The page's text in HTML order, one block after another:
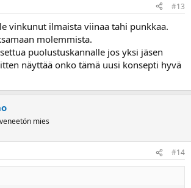
#13
vinkunut ilmaista viinaa tahi punkkaa.
molemmista.
puolustuskannalle jos yksi jäsen
näyttää onko tämä uusi konsepti hyvä
mies
#14